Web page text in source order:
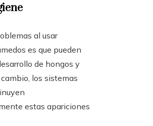
al usar
es que pueden
de hongos y
los sistemas
estas apariciones